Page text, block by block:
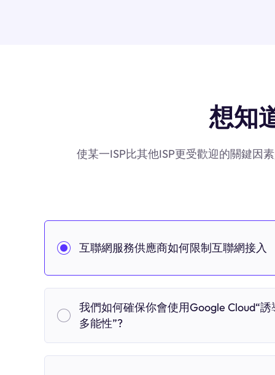
想知
使某一ISP比其他ISP更受歡迎的關鍵因
互聯網服務供應商如何限制互聯網接入
我們如何確保你會使用Google Cloud“誘
多能性”?